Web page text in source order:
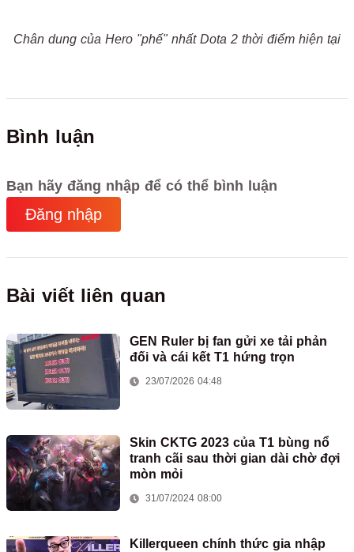
Chân dung của Hero "phế" nhất Dota 2 thời điểm hiện tại
Bình luận
Bạn hãy đăng nhập để có thể bình luận
Đăng nhập
Bài viết liên quan
GEN Ruler bị fan gửi xe tải phản
đối và cái kết T1 hứng trọn
23/07/2026 04:48
Skin CKTG 2023 của T1 bùng nổ
tranh cãi sau thời gian dài chờ đợi
mòn mỏi
31/07/2024 08:00
Killerqueen chính thức gia nhập